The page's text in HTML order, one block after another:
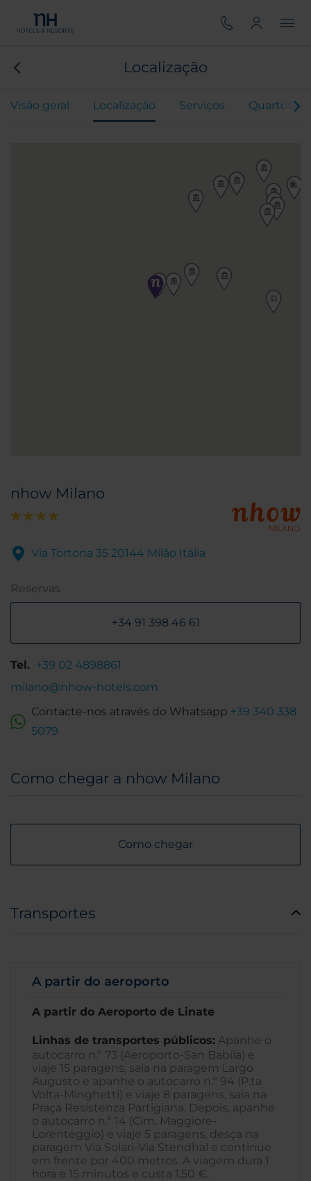
Localização
Visão geral Localização Serviços Quartos
nhow Milano
Via Tortona 35 20144 Milão Itália
Reservas
+34 91 398 46 61
Tel. +39 02 4898861
milano@nhow-hotels.com
Contacte-nos através do Whatsapp +39 340 338
5079
Como chegar a nhow Milano
Como chegar
Transportes
A partir do aeroporto
A partir do Aeroporto de Linate
Linhas de transportes públicos: Apanhe o
autocarro n.º 73 (Aeroporto-San Babila) e
viaje 15 paragens, saia na paragem Largo
Augusto e apanhe o autocarro n.º 94 (P.ta
Volta-Minghetti) e viaje 8 paragens, saia na
Praça Resistenza Partigiana. Depois, apanhe
o autocarro n.º 14 (Cim. Maggiore-
Lorenteggio) e viaje 5 paragens, desça na
paragem Via Solari-Via Stendhal e continue
em frente por 400 metros. A viagem dura 1
hora e 15 minutos e custa 1,50 €.